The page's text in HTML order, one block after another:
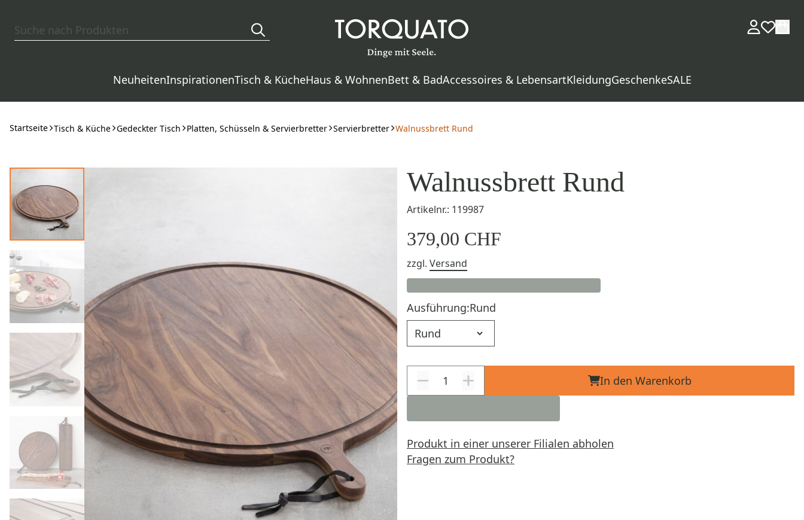
NeuheitenInspirationenTisch & KücheHaus & WohnenBett & BadAccessoires & LebensartKleidungGeschenkeSALE
Startseite Tisch & Küche Gedeckter Tisch Platten, Schüsseln & Servierbretter Servierbretter Walnussbrett Rund
Walnussbrett Rund
Artikelnr.: 119987
379,00 CHF
zzgl. Versand
Ausführung:Rund
In den Warenkorb
Produkt in einer unserer Filialen abholen
Fragen zum Produkt?